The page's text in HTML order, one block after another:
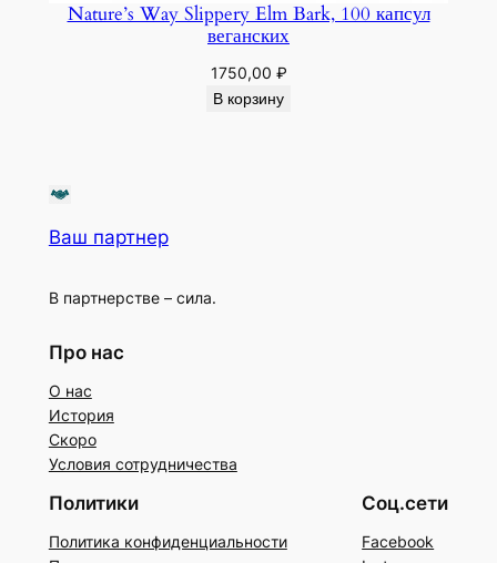
Nature’s Way Slippery Elm Bark, 100 капсул
веганских
1750,00 ₽
В корзину
Ваш партнер
В партнерстве – сила.
Про нас
О нас
История
Скоро
Условия сотрудничества
Политики
Политика конфиденциальности
Соц.сети
Facebook